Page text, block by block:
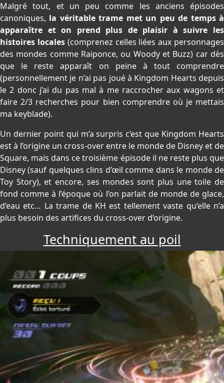
Malgré tout, et un peu comme les anciens épisodes
canoniques, la véritable trame met un peu de temps à
apparaître et on prend plus de plaisir à suivre les
histoires locales(comprenez celles liées aux personnages
des mondes comme Raiponce, ou Woody et Buzz) car dès
que le reste apparaît on peine à tout comprendre
(personnellement je n’ai pas joué à Kingdom Hearts depuis
le 2 donc j’ai du pas mal à me raccrocher aux wagons et
faire 2/3 recherches pour bien comprendre où je mettais
ma keyblade).
Un dernier point qui m’a surpris c’est que Kingdom Hearts
est à l’origine un cross-over entre le monde de Disney et de
Square, mais dans ce troisième épisode il ne reste plus que
Disney (sauf quelques clins d’œil comme dans le monde de
Toy Story), et encore, ses mondes sont plus une toile de
fond comme à l’époque où l’on parlait de monde de glace,
d’eau etc… La trame de KH est tellement vaste qu’elle n’a
plus besoin des artifices du cross-over d’origine.
Techniquement au poil